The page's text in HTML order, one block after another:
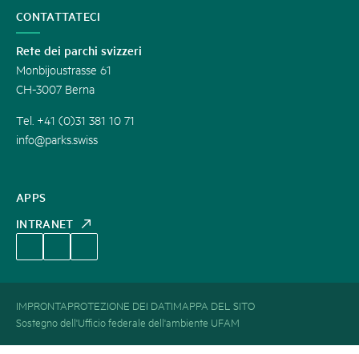
APPS
INTRANET
CONTATTATECI
Rete dei parchi svizzeri
Monbijoustrasse 61
CH-3007 Berna
Tel. +41 (0)31 381 10 71
info@parks.swiss
IMPRONTAPROTEZIONE DEI DATIMAPPA DEL SITO
Sostegno dell'Ufficio federale dell'ambiente UFAM